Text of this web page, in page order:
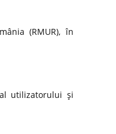
(RMUR), în
utilizatorului şi